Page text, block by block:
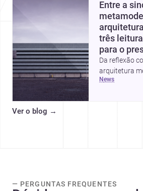
mercado
quer
decorar.
Entre a
três
para o
Da reflexão
arquitetura
projetos que
humana,
news
Ver o blog →
— PERGUNTAS FREQUENTES